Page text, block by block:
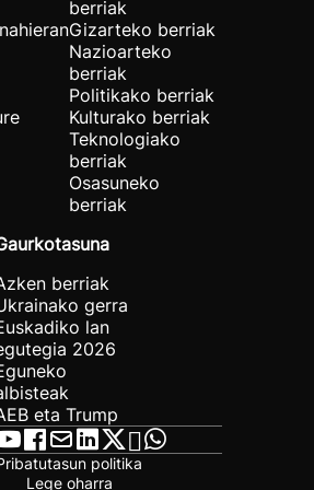
berriak
Gizarteko berriak
Nazioarteko
berriak
Politikako berriak
Kulturako berriak
Teknologiako
berriak
Osasuneko
berriak
berriak
gerra
lan
2026
eta Trump
politika
Lege oharra